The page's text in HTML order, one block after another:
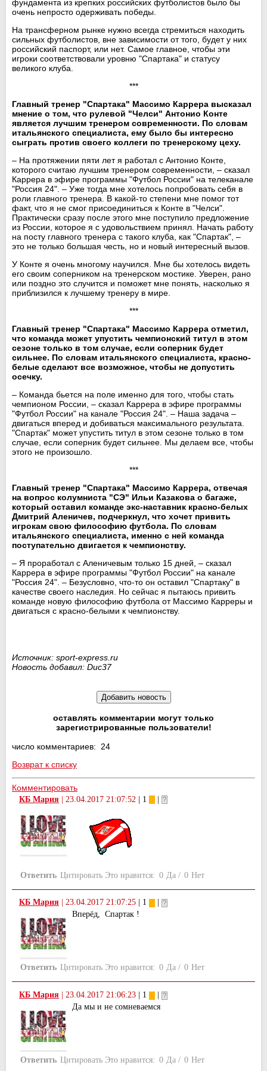
фундамента из крепких российских футболистов было бы
очень непросто одерживать победы.
На трансферном рынке нужно всегда стремиться находить
сильных футболистов, вне зависимости от того, будет у них
российский паспорт, или нет. Самое главное, чтобы эти
игроки соответствовали уровню "Спартака" и статусу
великого клуба.
***
Главный тренер "Спартака" Массимо Каррера высказал
мнение о том, что рулевой "Челси" Антонио Конте
является лучшим тренером современности. По словам
итальянского специалиста, ему было бы интересно
сыграть против своего коллеги по тренерскому цеху.
– На протяжении пяти лет я работал с Антонио Конте,
которого считаю лучшим тренером современности, – сказал
Каррера в эфире программы "Футбол России" на телеканале
"Россия 24". – Уже тогда мне хотелось попробовать себя в
роли главного тренера. В какой-то степени мне помог тот
факт, что я не смог присоединиться к Конте в "Челси".
Практически сразу после этого мне поступило предложение
из России, которое я с удовольствием принял. Начать работу
на посту главного тренера с такого клуба, как "Спартак", –
это не только большая честь, но и новый интересный вызов.
У Конте я очень многому научился. Мне бы хотелось видеть
его своим соперником на тренерском мостике. Уверен, рано
или поздно это случится и поможет мне понять, насколько я
приблизился к лучшему тренеру в мире.
***
Главный тренер "Спартака" Массимо Каррера отметил,
что команда может упустить чемпионский титул в этом
сезоне только в том случае, если соперник будет
сильнее. По словам итальянского специалиста, красно-
белые сделают все возможное, чтобы не допустить
осечку.
– Команда бьется на поле именно для того, чтобы стать
чемпионом России, – сказал Каррера в эфире программы
"Футбол России" на канале "Россия 24". – Наша задача –
двигаться вперед и добиваться максимального результата.
"Спартак" может упустить титул в этом сезоне только в том
случае, если соперник будет сильнее. Мы делаем все, чтобы
этого не произошло.
***
Главный тренер "Спартака" Массимо Каррера, отвечая
на вопрос колумниста "СЭ" Ильи Казакова о багаже,
который оставил команде экс-наставник красно-белых
Дмитрий Аленичев, подчеркнул, что хочет привить
игрокам свою философию футбола. По словам
итальянского специалиста, именно с ней команда
поступательно двигается к чемпионству.
– Я проработал с Аленичевым только 15 дней, – сказал
Каррера в эфире программы "Футбол России" на канале
"Россия 24". – Безусловно, что-то он оставил "Спартаку" в
качестве своего наследия. Но сейчас я пытаюсь привить
команде новую философию футбола от Массимо Карреры и
двигаться с красно-белыми к чемпионству.
Источник: sport-express.ru
Новость добавил: Duc37
оставлять комментарии могут только
зарегистрированные пользователи!
число комментариев: 24
Возврат к списку
Комментировать
КБ Мария | 23.04.2017 21:07:52 | 1 |
Ответить Цитировать Это нравится: 0 Да / 0 Нет
КБ Мария 23.04.2017 21:07:25 | 1
Вперёд, Спартак !
Ответить Цитировать Это нравится: 0 Да / 0 Нет
КБ Мария 23.04.2017 21:06:23 | 1
Да мы и не сомневаемся
Ответить Цитировать Это нравится: 0 Да / 0 Нет